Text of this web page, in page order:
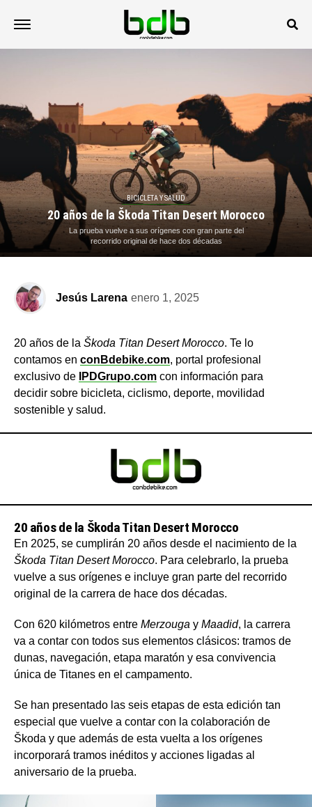
BICICLETA Y SALUD
20 años de la Škoda Titan Desert Morocco
La prueba vuelve a sus orígenes con gran parte del
recorrido original de hace dos décadas
Jesús Larena enero 1, 2025
20 años de la Škoda Titan Desert Morocco. Te lo
contamos en conBdebike.com, portal profesional
exclusivo de
IPDGrupo.com con información para
decidir sobre bicicleta, ciclismo, deporte, movilidad
sostenible y salud.
20 años de la Škoda Titan Desert Morocco
En 2025, se cumplirán 20 años desde el nacimiento de la
Škoda Titan Desert Morocco. Para celebrarlo, la prueba
vuelve a sus orígenes e incluye gran parte del recorrido
original de la carrera de hace dos décadas.
Con 620 kilómetros entre Merzouga y Maadid, la carrera
va a contar con todos sus elementos clásicos: tramos de
dunas, navegación, etapa maratón y esa convivencia
única de Titanes en el campamento.
Se han presentado las seis etapas de esta edición tan
especial que vuelve a contar con la colaboración de
Škoda y que además de esta vuelta a los orígenes
incorporará tramos inéditos y acciones ligadas al
aniversario de la prueba.